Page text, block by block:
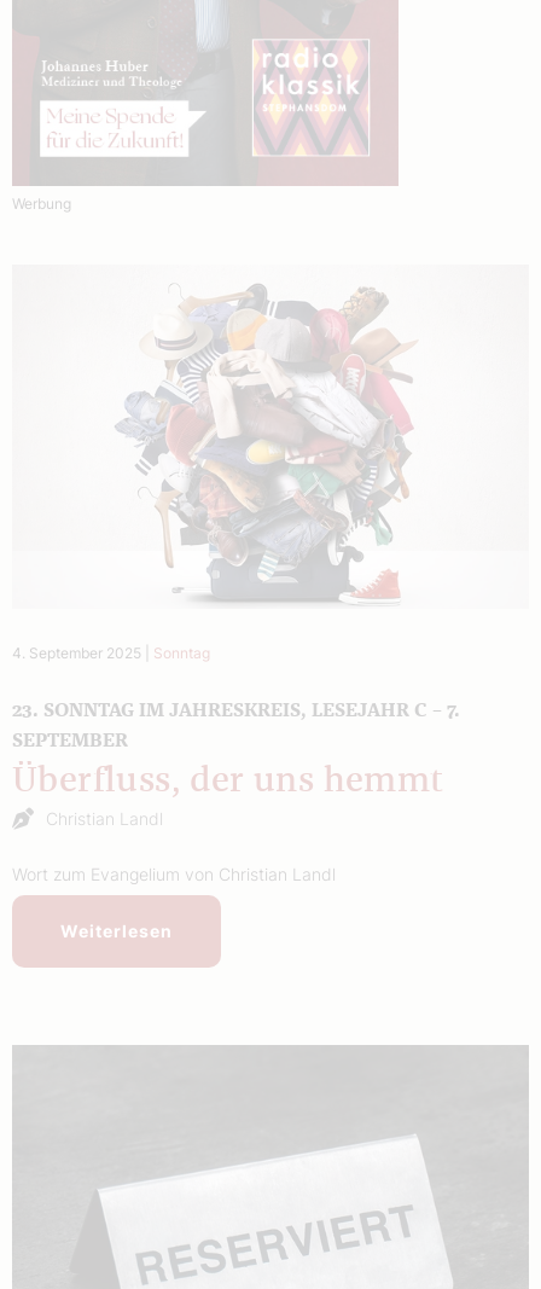
Werbung
4. September 2025 Sonntag
23. SONNTAG IM JAHRESKREIS, LESEJAHR C – 7.
SEPTEMBER
Überfluss, der uns hemmt
Christian Landl
Wort zum Evangelium von Christian Landl
Weiterlesen